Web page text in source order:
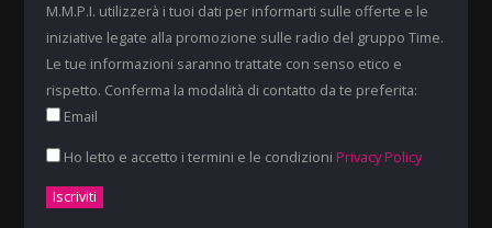
M.M.P.I. utilizzerà i tuoi dati per informarti sulle offerte e le
iniziative legate alla promozione sulle radio del gruppo Time.
Le tue informazioni saranno trattate con senso etico e
rispetto. Conferma la modalità di contatto da te preferita:
Email
Ho letto e accetto i termini e le condizioni Privacy Policy